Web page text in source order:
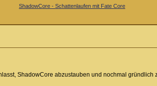
ShadowCore - Schattenlaufen mit Fate Core
ShadowCore abzustauben und nochmal gründlich